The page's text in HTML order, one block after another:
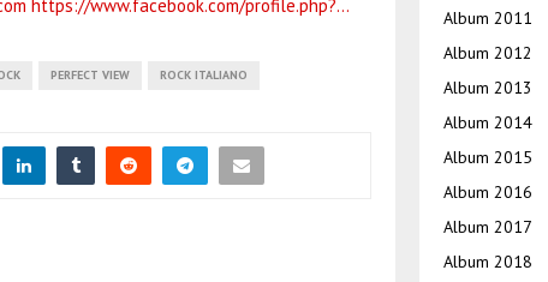
https://www.facebook.com/profile.php?…
PERFECT VIEW ROCK ITALIANO
Album 2011
Album 2012
Album 2013
Album 2014
Album 2015
Album 2016
Album 2017
Album 2018